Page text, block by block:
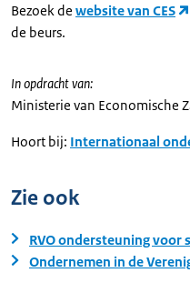
Bezoek de website van CES
de beurs.
In opdracht van:
Ministerie van Economische
Hoort bij: Internationaal
Zie ook
RVO ondersteuning voor
Ondernemen in de